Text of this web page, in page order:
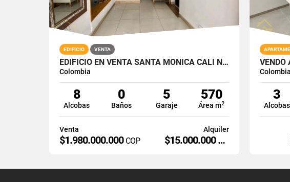
EDIFICIO VENTA
EDIFICIO EN VENTA SANTA MONICA CALI NORTE
Colombia
8
Alcobas
0
Baños
5
Garaje
570
Área m2
Venta
$1.980.000.000 COP
Alquiler
$15.000.000
COP
Colombia
3
Alcobas